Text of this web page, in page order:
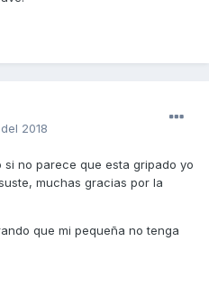
2018
no parece que esta gripado yo
muchas gracias por la
que mi pequeña no tenga